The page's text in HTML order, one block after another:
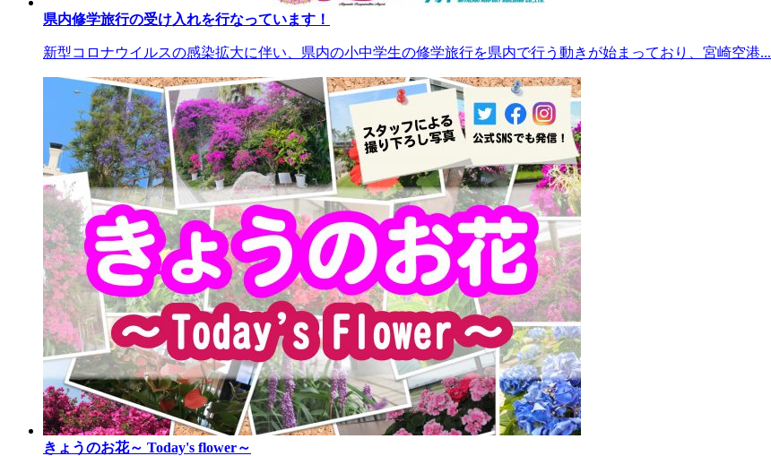
県内修学旅行の受け入れを行なっています！
新型コロナウイルスの感染拡大に伴い、県内の小中学生の修学旅行を県内で行う動きが始まっており、宮崎空港...
きょうのお花～ Today's flower～